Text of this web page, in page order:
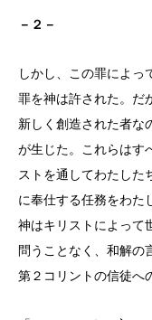
－２－
しかし、この罪によっ
罪を神は許された。だ
新しく創造された者な
が生じた。これらはす
ストを通してわたした
に奉仕する任務をわた
神はキリストによって
問うことなく、和解の
第２コリントの信徒へ